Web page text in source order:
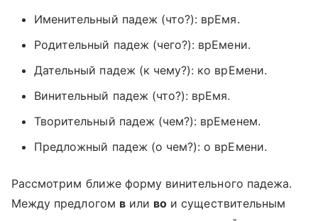
Именительный падеж (что?): врЕмя.
Родительный падеж (чего?): врЕмени.
Дательный падеж (к чему?): ко врЕмени.
Винительный падеж (что?): врЕмя.
Творительный падеж (чем?): врЕменем.
Предложный падеж (о чем?): о врЕмени.
Рассмотрим ближе форму винительного падежа.
Между предлогом вили во и существительным